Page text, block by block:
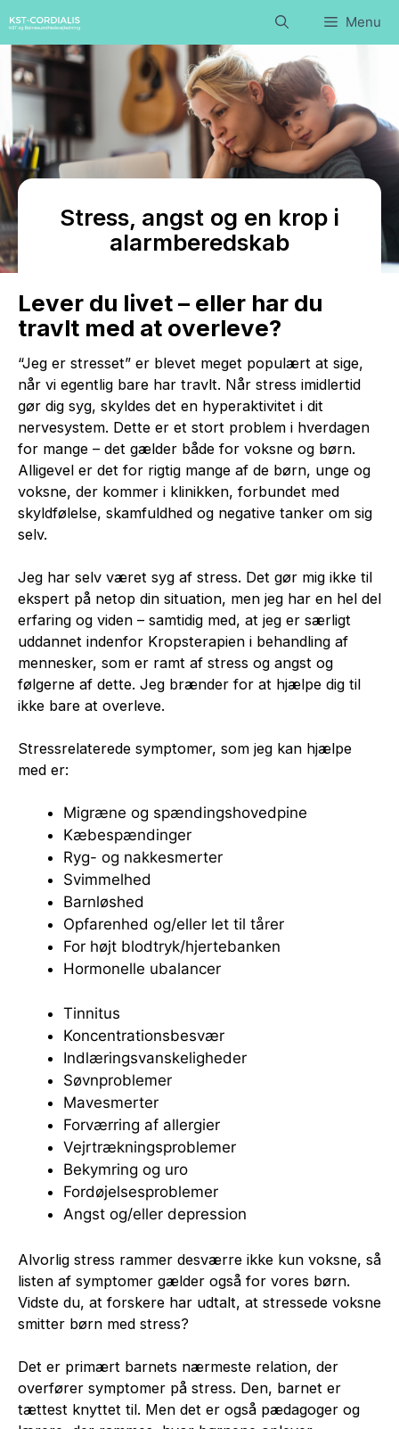
til
indhold
Menu
Stress, angst og en krop i
alarmberedskab
Lever du livet – eller har du
travlt med at overleve?
“Jeg er stresset” er blevet meget populært at sige,
når vi egentlig bare har travlt. Når stress imidlertid
gør dig syg, skyldes det en hyperaktivitet i dit
nervesystem. Dette er et stort problem i hverdagen
for mange – det gælder både for voksne og børn.
Alligevel er det for rigtig mange af de børn, unge og
voksne, der kommer i klinikken, forbundet med
skyldfølelse, skamfuldhed og negative tanker om sig
selv.
Jeg har selv været syg af stress. Det gør mig ikke til
ekspert på netop din situation, men jeg har en hel del
erfaring og viden – samtidig med, at jeg er særligt
uddannet indenfor Kropsterapien i behandling af
mennesker, som er ramt af stress og angst og
følgerne af dette. Jeg brænder for at hjælpe dig til
ikke bare at overleve.
Stressrelaterede symptomer, som jeg kan hjælpe
med er:
Migræne og spændingshovedpine
Kæbespændinger
Ryg- og nakkesmerter
Svimmelhed
Barnløshed
Opfarenhed og/eller let til tårer
For højt blodtryk/hjertebanken
Hormonelle ubalancer
Tinnitus
Koncentrationsbesvær
Indlæringsvanskeligheder
Søvnproblemer
Mavesmerter
Forværring af allergier
Vejrtrækningsproblemer
Bekymring og uro
Fordøjelsesproblemer
Angst og/eller depression
Alvorlig stress rammer desværre ikke kun voksne, så
listen af symptomer gælder også for vores børn.
Vidste du, at forskere har udtalt, at stressede voksne
smitter børn med stress?
Det er primært barnets nærmeste relation, der
overfører symptomer på stress. Den, barnet er
tættest knyttet til. Men det er også pædagoger og